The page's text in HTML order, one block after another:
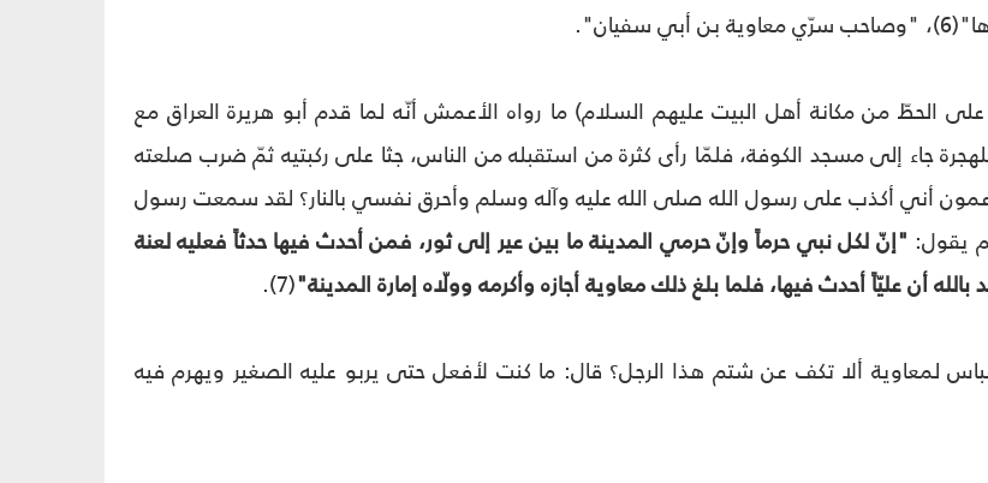
الحطّ من مكانة أهل البيت عليهم السلام) ما رواه الأعمش أنّه لما قدم أبو هريرة العراق مع
عام الجماعة سنة 41 للهجرة جاء إلى مسجد الكوفة، فلمّا رأى كثرة من استقبله من الناس، جثا على ركبتيه ثمّ ضرب صلعته
أني أكذب على رسول الله صلى الله عليه وآله وسلم وأحرق نفسي بالنار؟ لقد سمعت رسول
يقول: "إنّ لكل نبي حرماً وإنّ حرمي المدينة ما بين عير إلى ثور، فمن أحدث فيها حدثاً فعليه لعنة
أن عليّاً أحدث فيها، فلما بلغ ذلك معاوية أجازه وأكرمه وولّاه إمارة المدينة"(7).
لمعاوية ألا تكف عن شتم هذا الرجل؟ قال: ما كنت لأفعل حتى يربو عليه الصغير ويهرم فيه